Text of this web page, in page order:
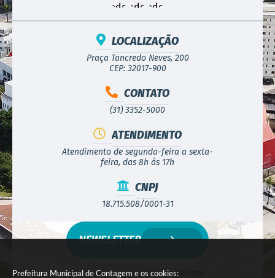
Prefeitura Municipal de Contagem e os cookies:
LOCALIZAÇÃO
Praça Tancredo Neves, 200
CEP: 32017-900
CONTATO
(31) 3352-5000
ATENDIMENTO
Atendimento de segunda-feira a sexta-
feira, das 8h às 17h
CNPJ
18.715.508/0001-31
Versão do Sistema:3.5.3 - 19/06/2026
NEWSLETTER